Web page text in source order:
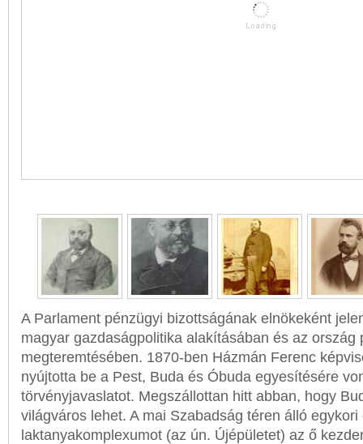
A Parlament pénzügyi bizottságának elnökeként
magyar gazdaságpolitika alakításában és az ország
megteremtésében. 1870-ben Házmán Ferenc
nyújtotta be a Pest, Buda és Óbuda egyesítésére
törvényjavaslatot. Megszállottan hitt abban, hogy
világváros lehet. A mai Szabadság téren álló
laktanyakomplexumot (az ún. Újépületet) az ő